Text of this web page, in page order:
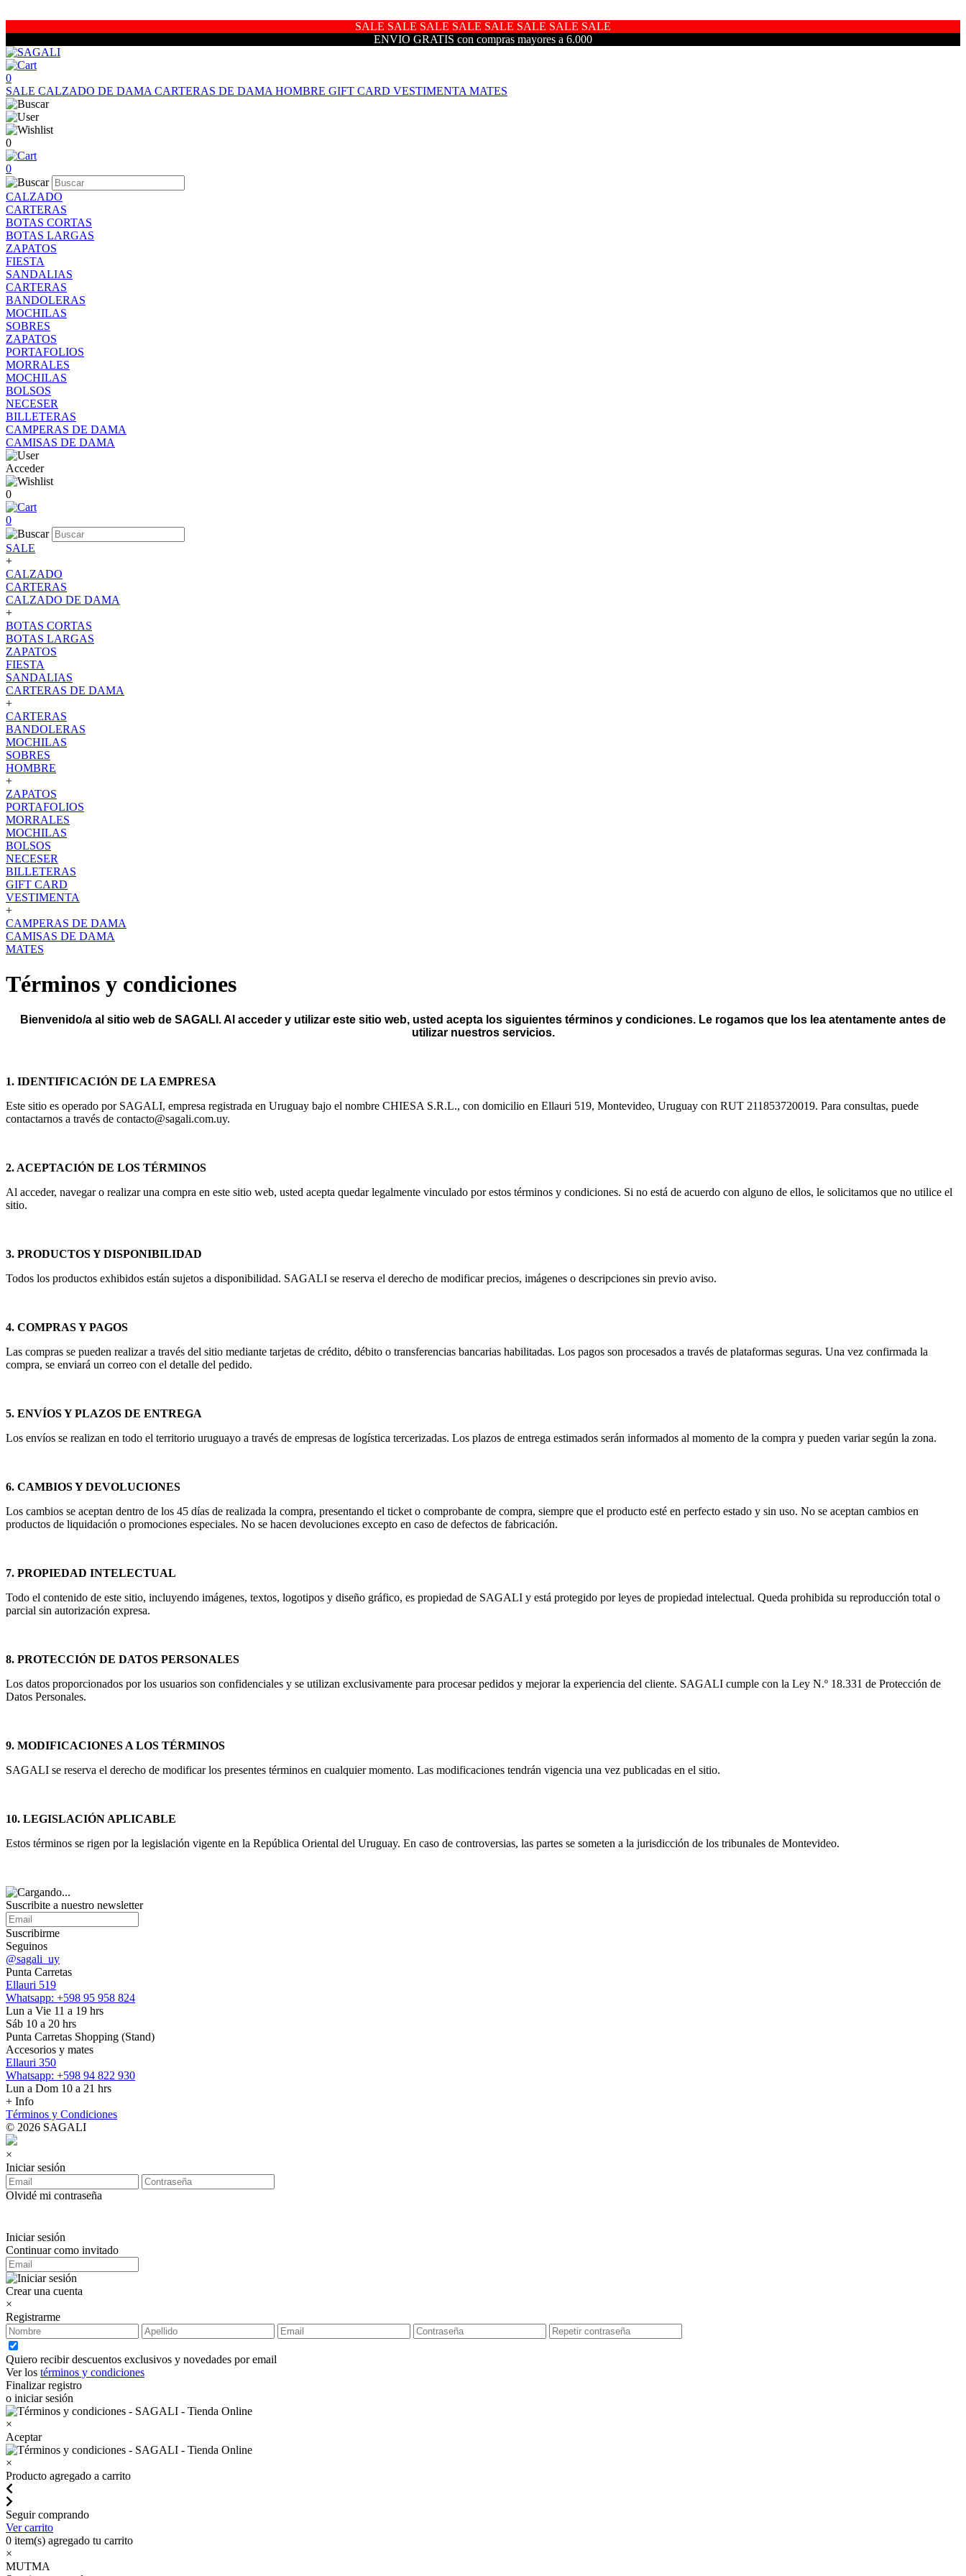
SALE SALE SALE SALE SALE SALE SALE SALE
ENVIO GRATIS con compras mayores a 6.000
0
SALE CALZADO DE DAMA CARTERAS DE DAMA HOMBRE GIFT CARD VESTIMENTA MATES
0
0
CALZADO
CARTERAS
BOTAS CORTAS
BOTAS LARGAS
ZAPATOS
FIESTA
SANDALIAS
CARTERAS
BANDOLERAS
MOCHILAS
SOBRES
ZAPATOS
PORTAFOLIOS
MORRALES
MOCHILAS
BOLSOS
NECESER
BILLETERAS
CAMPERAS DE DAMA
CAMISAS DE DAMA
Acceder
0
0
SALE
+
CALZADO
CARTERAS
CALZADO DE DAMA
+
BOTAS CORTAS
BOTAS LARGAS
ZAPATOS
FIESTA
SANDALIAS
CARTERAS DE DAMA
+
CARTERAS
BANDOLERAS
MOCHILAS
SOBRES
HOMBRE
+
ZAPATOS
PORTAFOLIOS
MORRALES
MOCHILAS
BOLSOS
NECESER
BILLETERAS
GIFT CARD
VESTIMENTA
+
CAMPERAS DE DAMA
CAMISAS DE DAMA
MATES
Términos y condiciones
Bienvenido/a al sitio web de SAGALI. Al acceder y utilizar este sitio web, usted acepta los siguientes términos y condiciones. Le rogamos que los lea atentamente antes de
utilizar nuestros servicios.
1. IDENTIFICACIÓN DE LA EMPRESA
Este sitio es operado por SAGALI, empresa registrada en Uruguay bajo el nombre CHIESA S.R.L., con domicilio en Ellauri 519, Montevideo, Uruguay con RUT 211853720019. Para consultas, puede
contactarnos a través de contacto@sagali.com.uy.
2. ACEPTACIÓN DE LOS TÉRMINOS
Al acceder, navegar o realizar una compra en este sitio web, usted acepta quedar legalmente vinculado por estos términos y condiciones. Si no está de acuerdo con alguno de ellos, le solicitamos que no utilice el
sitio.
3. PRODUCTOS Y DISPONIBILIDAD
Todos los productos exhibidos están sujetos a disponibilidad. SAGALI se reserva el derecho de modificar precios, imágenes o descripciones sin previo aviso.
4. COMPRAS Y PAGOS
Las compras se pueden realizar a través del sitio mediante tarjetas de crédito, débito o transferencias bancarias habilitadas. Los pagos son procesados a través de plataformas seguras. Una vez confirmada la
compra, se enviará un correo con el detalle del pedido.
5. ENVÍOS Y PLAZOS DE ENTREGA
Los envíos se realizan en todo el territorio uruguayo a través de empresas de logística tercerizadas. Los plazos de entrega estimados serán informados al momento de la compra y pueden variar según la zona.
6. CAMBIOS Y DEVOLUCIONES
Los cambios se aceptan dentro de los 45 días de realizada la compra, presentando el ticket o comprobante de compra, siempre que el producto esté en perfecto estado y sin uso. No se aceptan cambios en
productos de liquidación o promociones especiales. No se hacen devoluciones excepto en caso de defectos de fabricación.
7. PROPIEDAD INTELECTUAL
Todo el contenido de este sitio, incluyendo imágenes, textos, logotipos y diseño gráfico, es propiedad de SAGALI y está protegido por leyes de propiedad intelectual. Queda prohibida su reproducción total o
parcial sin autorización expresa.
8. PROTECCIÓN DE DATOS PERSONALES
Los datos proporcionados por los usuarios son confidenciales y se utilizan exclusivamente para procesar pedidos y mejorar la experiencia del cliente. SAGALI cumple con la Ley N.º 18.331 de Protección de
Datos Personales.
9. MODIFICACIONES A LOS TÉRMINOS
SAGALI se reserva el derecho de modificar los presentes términos en cualquier momento. Las modificaciones tendrán vigencia una vez publicadas en el sitio.
10. LEGISLACIÓN APLICABLE
Estos términos se rigen por la legislación vigente en la República Oriental del Uruguay. En caso de controversias, las partes se someten a la jurisdicción de los tribunales de Montevideo.
Suscribite a nuestro newsletter
Suscribirme
Seguinos
@sagali_uy
Punta Carretas
Ellauri 519
Whatsapp: +598 95 958 824
Lun a Vie 11 a 19 hrs
Sáb 10 a 20 hrs
Punta Carretas Shopping (Stand)
Accesorios y mates
Ellauri 350
Whatsapp: +598 94 822 930
Lun a Dom 10 a 21 hrs
+ Info
Términos y Condiciones
© 2026 SAGALI
×
Iniciar sesión
Olvidé mi contraseña
Iniciar sesión
Continuar como invitado
Crear una cuenta
×
Registrarme
Quiero recibir descuentos exclusivos y novedades por email
Ver los términos y condiciones
Finalizar registro
o iniciar sesión
×
Aceptar
×
Producto agregado a carrito
Seguir comprando
Ver carrito
0 item(s) agregado tu carrito
×
MUTMA